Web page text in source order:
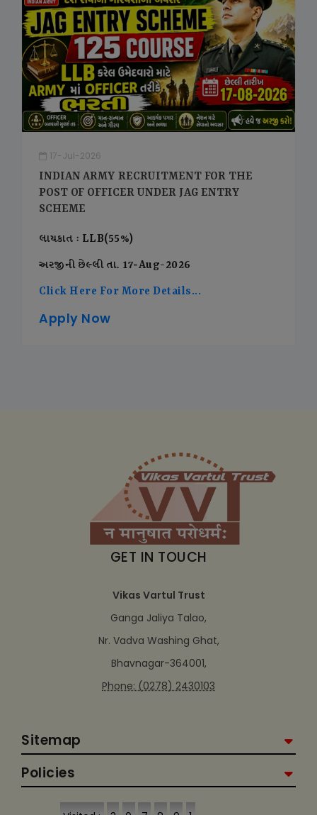
17-Jul-2026
INDIAN ARMY RECRUITMENT FOR THE
POST OF OFFICER UNDER JAG ENTRY
SCHEME
લાયકાત : LLB(55%)
અરજીની છેલ્લી તા. 17-Aug-2026
Click Here For More Details...
Apply Now
GET IN TOUCH
Vikas Vartul Trust
Ganga Jaliya Talao,
Nr. Vadva Washing Ghat,
Bhavnagar-364001,
Phone: (0278) 2430103
Sitemap
Policies